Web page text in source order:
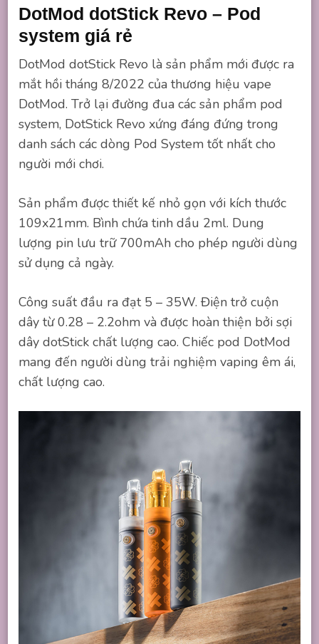
DotMod dotStick Revo – Pod
system giá rẻ
DotMod dotStick Revo là sản phẩm mới được ra
mắt hồi tháng 8/2022 của thương hiệu vape
DotMod. Trở lại đường đua các sản phẩm pod
system, DotStick Revo xứng đáng đứng trong
danh sách các dòng Pod System tốt nhất cho
người mới chơi.
Sản phẩm được thiết kế nhỏ gọn với kích thước
109x21mm. Bình chứa tinh dầu 2ml. Dung
lượng pin lưu trữ 700mAh cho phép người dùng
sử dụng cả ngày.
Công suất đầu ra đạt 5 – 35W. Điện trở cuộn
dây từ 0.28 – 2.2ohm và được hoàn thiện bởi sợi
dây dotStick chất lượng cao. Chiếc pod DotMod
mang đến người dùng trải nghiệm vaping êm ái,
chất lượng cao.